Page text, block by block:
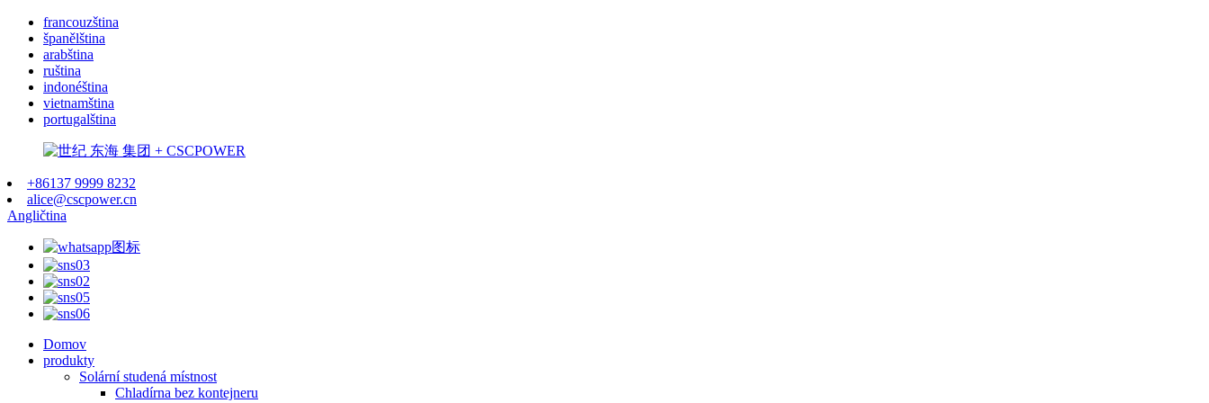
francouzština
španělština
arabština
ruština
indonéština
vietnamština
portugalština
+86137 9999 8232
alice@cscpower.cn
Angličtina
Domov
produkty
Solární studená místnost
Chladírna bez kontejneru